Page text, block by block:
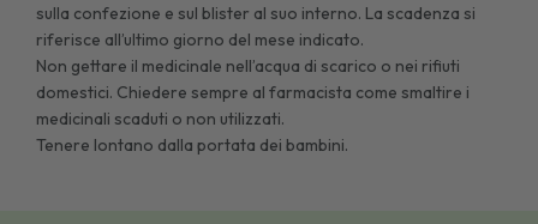
sulla confezione e sul blister al suo interno. La scadenza si
riferisce all’ultimo giorno del mese indicato.
Non gettare il medicinale nell’acqua di scarico o nei rifiuti
domestici. Chiedere sempre al farmacista come smaltire i
medicinali scaduti o non utilizzati.
Tenere lontano dalla portata dei bambini.